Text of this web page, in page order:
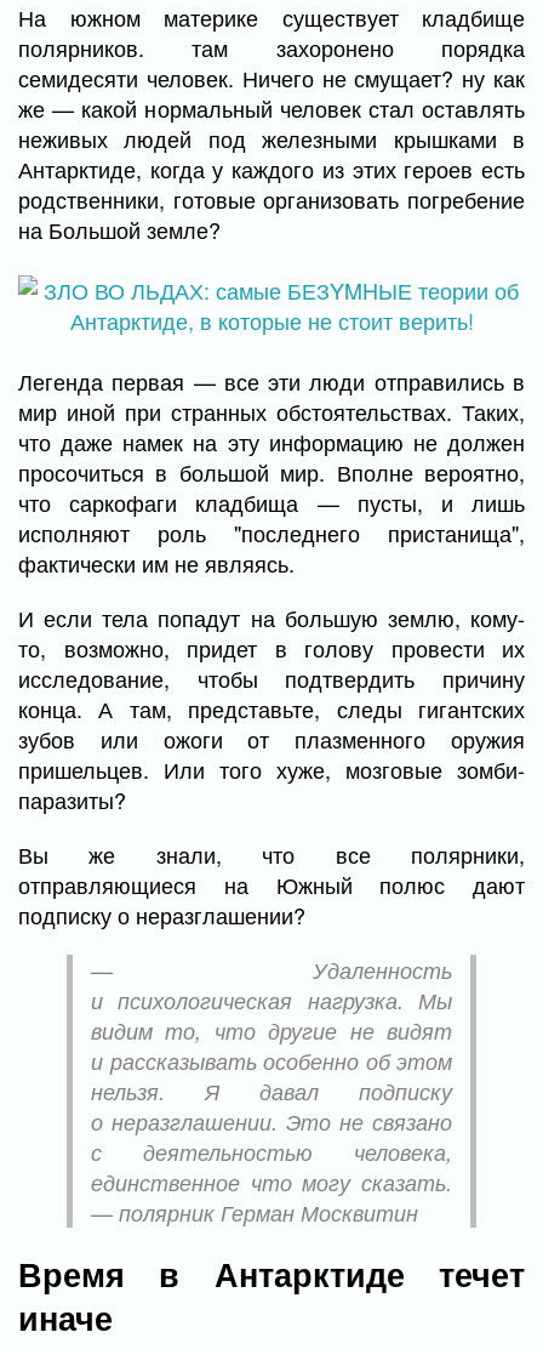
На южном материке существует кладбище
полярников. там захоронено порядка
семидесяти человек. Ничего не смущает? ну как
же — какой нормальный человек стал оставлять
неживых людей под железными крышками в
Антарктиде, когда у каждого из этих героев есть
родственники, готовые организовать погребение
на Большой земле?
Легенда первая — все эти люди отправились в
мир иной при странных обстоятельствах. Таких,
что даже намек на эту информацию не должен
просочиться в большой мир. Вполне вероятно,
что саркофаги кладбища — пусты, и лишь
исполняют роль "последнего пристанища",
фактически им не являясь.
И если тела попадут на большую землю, кому-
то, возможно, придет в голову провести их
исследование, чтобы подтвердить причину
конца. А там, представьте, следы гигантских
зубов или ожоги от плазменного оружия
пришельцев. Или того хуже, мозговые зомби-
паразиты?
Вы же знали, что все полярники,
отправляющиеся на Южный полюс дают
подписку о неразглашении?
— Удаленность
и психологическая нагрузка. Мы
видим то, что другие не видят
и рассказывать особенно об этом
нельзя. Я давал подписку
о неразглашении. Это не связано
с деятельностью человека,
единственное что могу сказать.
— полярник Герман Москвитин
Время в Антарктиде течет
иначе